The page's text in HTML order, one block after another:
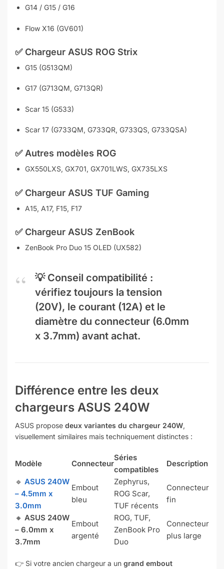
G14 / G15 / G16
Flow X16 (GV601)
✅ Chargeur ASUS ROG Strix
G15 (G513QM)
G17 (G713QM, G713QR)
Scar 15 (G533)
Scar 17 (G733QM, G733QR, G733QS, G733QSA)
✅Autres modèles ROG
GX550LXS, GX701, GX701LWS, GX735LXS
✅ Chargeur ASUS TUF Gaming
A15, A17, F15, F17
✅ Chargeur ASUS ZenBook
ZenBook Pro Duo 15 OLED (UX582)
💡 Conseil compatibilité :
vérifiez toujours la tension
(20V), le courant (12A) et le
diamètre du connecteur (6.0mm
x 3.7mm) avant achat.
Différence entre les deux
chargeurs ASUS 240W
ASUS propose deux variantes du chargeur 240W,
visuellement similaires mais techniquement distinctes :
Modèle Connecteur
Séries
compatibles
Description
🔹 ASUS 240W
– 4.5mm x
3.0mm
Embout
bleu
Zephyrus,
ROG Scar,
TUF récents
Connecteur
fin
🔸 ASUS 240W
– 6.0mm x
3.7mm
Embout
argenté
ROG, TUF,
ZenBook Pro
Duo
Connecteur
plus large
👉 Si votre ancien chargeur a un grand embout